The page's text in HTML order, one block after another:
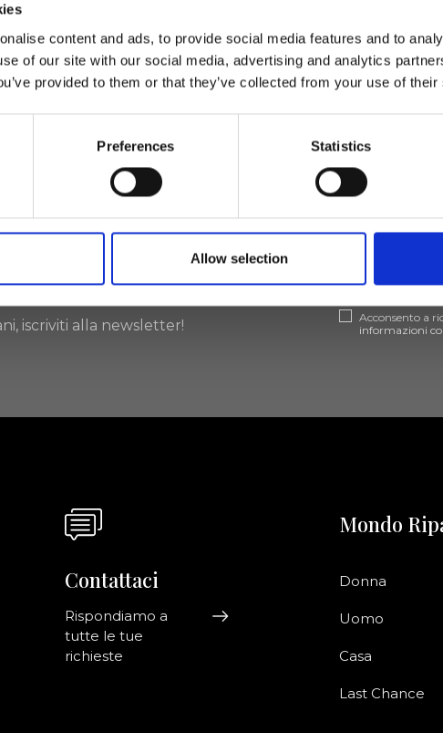
content and ads, to provide social media features and to
of our site with our social media, advertising and analytics
provided to them or that they’ve collected from your use of
Preferences Statistics
Allow selection
iscriviti alla newsletter!
Acconsento a
informazioni
Contattaci
Rispondiamo a
tutte le tue
richieste
Mondo
Donna
Uomo
Casa
Last Chance